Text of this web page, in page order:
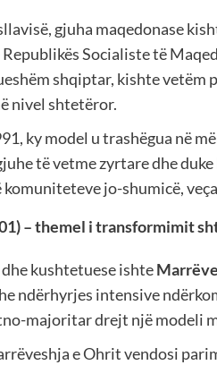
gjuha maqedonase
Socialiste të
shqiptar, kishte vetëm
nivel shtetëror.
ky model u trashëgua në
të vetme zyrtare dhe
jo-shumicë,
– themel i transformimit
kushtetuese ishte
ndërhyrjes intensive
majoritar drejt një modeli
e Ohrit vendosi